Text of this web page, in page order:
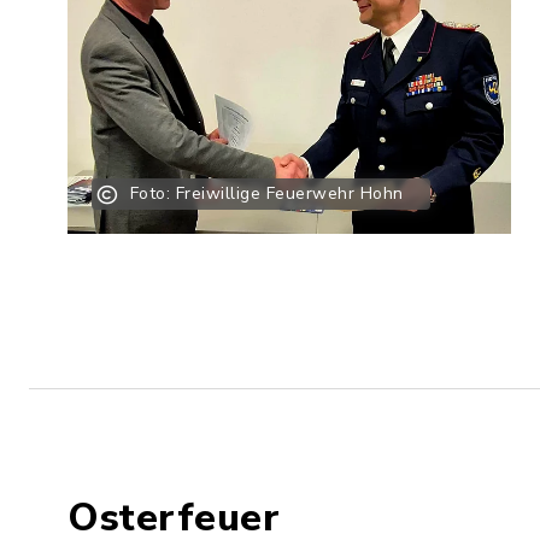
Foto: Freiwillige Feuerwehr Hohn
Osterfeuer